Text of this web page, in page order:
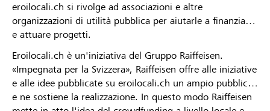
eroilocali.ch si rivolge ad associazioni e altre
organizzazioni di utilità pubblica per aiutarle a finanziare
e attuare progetti.
Eroilocali.ch è un'iniziativa del Gruppo Raiffeisen.
«Impegnata per la Svizzera», Raiffeisen offre alle iniziative
e alle idee pubblicate su eroilocali.ch un ampio pubblico
e ne sostiene la realizzazione. In questo modo Raiffeisen